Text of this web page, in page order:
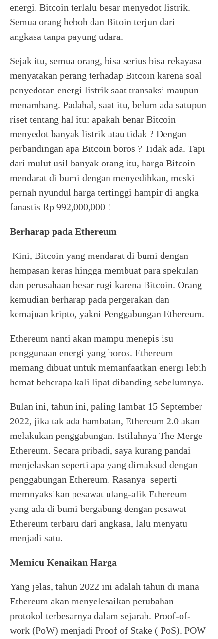
energi. Bitcoin terlalu besar menyedot listrik.
Semua orang heboh dan Bitoin terjun dari
angkasa tanpa payung udara.
Sejak itu, semua orang, bisa serius bisa rekayasa
menyatakan perang terhadap Bitcoin karena soal
penyedotan energi listrik saat transaksi maupun
menambang. Padahal, saat itu, belum ada satupun
riset tentang hal itu: apakah benar Bitcoin
menyedot banyak listrik atau tidak ? Dengan
perbandingan apa Bitcoin boros ? Tidak ada. Tapi
dari mulut usil banyak orang itu, harga Bitcoin
mendarat di bumi dengan menyedihkan, meski
pernah nyundul harga tertinggi hampir di angka
fanastis Rp 992,000,000 !
Berharap pada Ethereum
Kini, Bitcoin yang mendarat di bumi dengan
hempasan keras hingga membuat para spekulan
dan perusahaan besar rugi karena Bitcoin. Orang
kemudian berharap pada pergerakan dan
kemajuan kripto, yakni Penggabungan Ethereum.
Ethereum nanti akan mampu menepis isu
penggunaan energi yang boros. Ethereum
memang dibuat untuk memanfaatkan energi lebih
hemat beberapa kali lipat dibanding sebelumnya.
Bulan ini, tahun ini, paling lambat 15 September
2022, jika tak ada hambatan, Ethereum 2.0 akan
melakukan penggabungan. Istilahnya The Merge
Ethereum. Secara pribadi, saya kurang pandai
menjelaskan seperti apa yang dimaksud dengan
penggabungan Ethereum. Rasanya seperti
memnyaksikan pesawat ulang-alik Ethereum
yang ada di bumi bergabung dengan pesawat
Ethereum terbaru dari angkasa, lalu menyatu
menjadi satu.
Memicu Kenaikan Harga
Yang jelas, tahun 2022 ini adalah tahun di mana
Ethereum akan menyelesaikan perubahan
protokol terbesarnya dalam sejarah. Proof-of-
work (PoW) menjadi Proof of Stake ( PoS). POW